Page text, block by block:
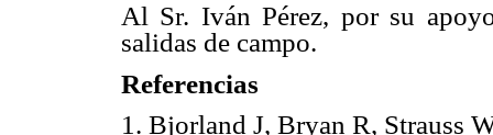
Al Sr. Iván Pérez, por su
salidas de campo.
Referencias
1. Bjorland J, Bryan R, Strauss